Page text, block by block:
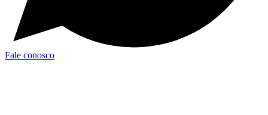
Fale conosco